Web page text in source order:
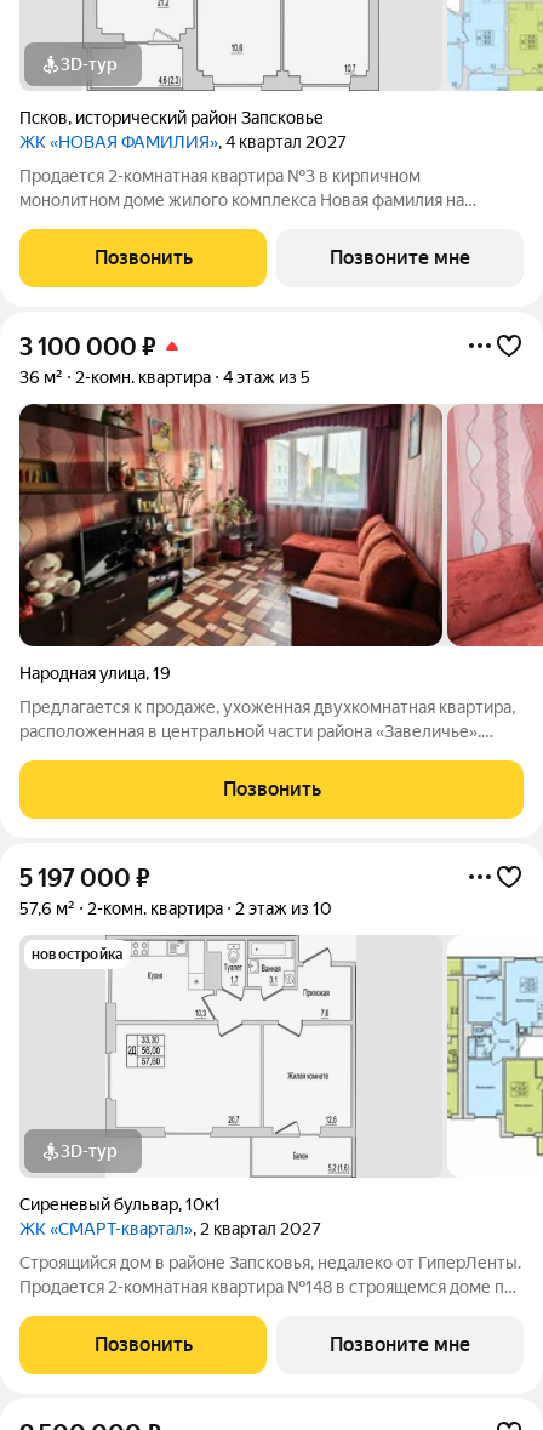
3D-тур
Псков, исторический район Запсковье
ЖК «НОВАЯ ФАМИЛИЯ», 4 квартал 2027
Продается 2-комнатная квартира №3 в кирпичном
монолитном доме жилого комплекса Новая фамилия на
покупки особенно выгодны. Это хороший момент, чтобы
выбрать квартиру в новом доме по наиболее
Позвонить Позвоните мне
3 100 000 ₽
36 м² 2-комн. квартира 4 этаж из 5
Народная улица,19
Предлагается к продаже, ухоженная двухкомнатная квартира,
расположенная в центральной части района «Завеличье».
дома. Жильё полностью готово к проживанию выполнен
косметический ремонт,
Позвонить
5 197 000 ₽
57,6 м² 2-комн. квартира 2 этаж из 10
новостройка
3D-тур
Сиреневый бульвар,10к1
ЖК «СМАРТ-квартал», 2 квартал 2027
Строящийся дом в районе Запсковья, недалеко от ГиперЛенты.
Продается 2-комнатная квартира №148 в строящемся доме по
Юности, 10 - это функциональное пространство, где каждый
метр работает на
Позвонить Позвоните мне